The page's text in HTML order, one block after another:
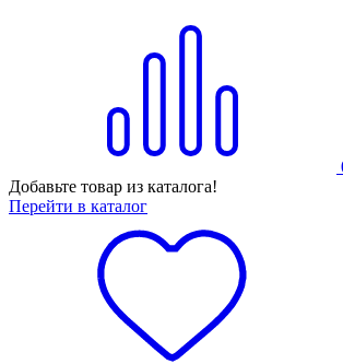
Добавьте товар из каталога!
Перейти в каталог